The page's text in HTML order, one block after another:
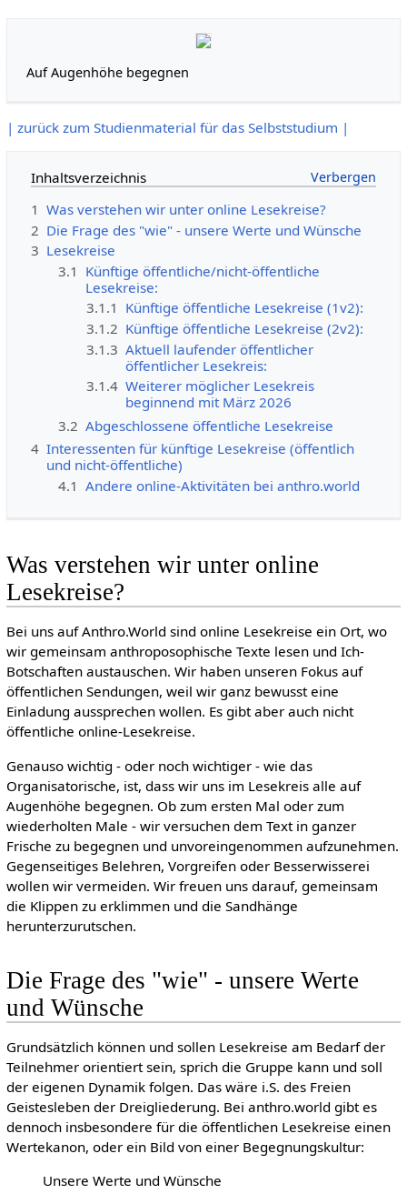
Auf Augenhöhe begegnen
| zurück zum Studienmaterial für das Selbststudium |
Inhaltsverzeichnis
1 Was verstehen wir unter online Lesekreise?
2 Die Frage des "wie" - unsere Werte und Wünsche
3 Lesekreise
3.1 Künftige öffentliche/nicht-öffentliche
Lesekreise:
3.1.1 Künftige öffentliche Lesekreise (1v2):
3.1.2 Künftige öffentliche Lesekreise (2v2):
3.1.3 Aktuell laufender öffentlicher
öffentlicher Lesekreis:
3.1.4 Weiterer möglicher Lesekreis
beginnend mit März 2026
3.2 Abgeschlossene öffentliche Lesekreise
4 Interessenten für künftige Lesekreise (öffentlich
und nicht-öffentliche)
4.1 Andere online-Aktivitäten bei anthro.world
Was verstehen wir unter online
Lesekreise?
Bei uns auf Anthro.World sind online Lesekreise ein Ort, wo
wir gemeinsam anthroposophische Texte lesen und Ich-
Botschaften austauschen. Wir haben unseren Fokus auf
öffentlichen Sendungen, weil wir ganz bewusst eine
Einladung aussprechen wollen. Es gibt aber auch nicht
öffentliche online-Lesekreise.
Genauso wichtig - oder noch wichtiger - wie das
Organisatorische, ist, dass wir uns im Lesekreis alle auf
Augenhöhe begegnen. Ob zum ersten Mal oder zum
wiederholten Male - wir versuchen dem Text in ganzer
Frische zu begegnen und unvoreingenommen aufzunehmen.
Gegenseitiges Belehren, Vorgreifen oder Besserwisserei
wollen wir vermeiden. Wir freuen uns darauf, gemeinsam
die Klippen zu erklimmen und die Sandhänge
herunterzurutschen.
Die Frage des "wie" - unsere Werte
und Wünsche
Grundsätzlich können und sollen Lesekreise am Bedarf der
Teilnehmer orientiert sein, sprich die Gruppe kann und soll
der eigenen Dynamik folgen. Das wäre i.S. des Freien
Geistesleben der Dreigliederung. Bei anthro.world gibt es
dennoch insbesondere für die öffentlichen Lesekreise einen
Wertekanon, oder ein Bild von einer Begegnungskultur:
Unsere Werte und Wünsche